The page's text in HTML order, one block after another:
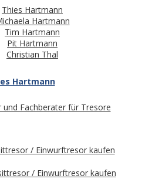
Thies Hartmann
Hartmann
Tim Hartmann
Pit Hartmann
Christian Thal
Hartmann
/ Einwurftresor kaufen
/ Einwurftresor kaufen